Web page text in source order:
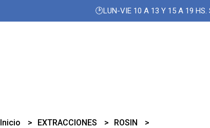
🕑LUN-VIE 10 A 13 Y 15 A 19 HS.
Inicio EXTRACCIONES
ROSIN